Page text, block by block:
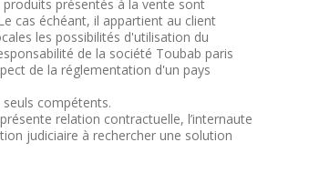
présentés à la vente sont
cas échéant, il appartient au client
les possibilités d'utilisation du
de la société Toubab paris
de la réglementation d'un pays
compétents.
relation contractuelle, l’internaute
judiciaire à rechercher une solution